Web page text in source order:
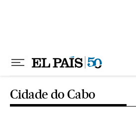
Cidade do Cabo